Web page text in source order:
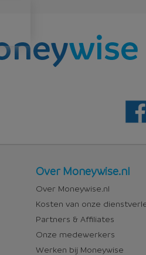
Over
Moneywise
Over Moneywise.nl
Over Moneywise.nl
Kosten van onze
Partners & Affiliates
Onze medewerkers
Werken bij Moneywise